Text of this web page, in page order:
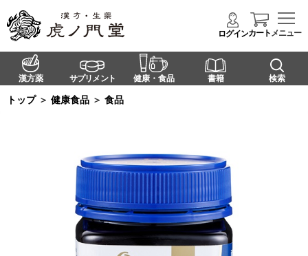
ログインカートメニュー
漢方薬 サプリメント 健康・食品 書籍 検索
トップ ＞ 健康食品 ＞ 食品